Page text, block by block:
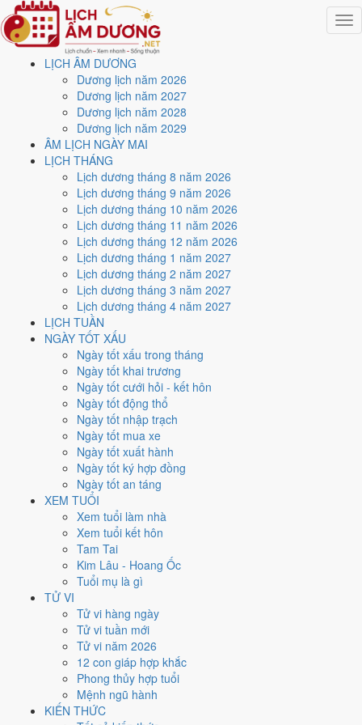
LỊCH ÂM DƯƠNG
Dương lịch năm 2026
Dương lịch năm 2027
Dương lịch năm 2028
Dương lịch năm 2029
ÂM LỊCH NGÀY MAI
LỊCH THÁNG
Lịch dương tháng 8 năm 2026
Lịch dương tháng 9 năm 2026
Lịch dương tháng 10 năm 2026
Lịch dương tháng 11 năm 2026
Lịch dương tháng 12 năm 2026
Lịch dương tháng 1 năm 2027
Lịch dương tháng 2 năm 2027
Lịch dương tháng 3 năm 2027
Lịch dương tháng 4 năm 2027
LỊCH TUẦN
NGÀY TỐT XẤU
Ngày tốt xấu trong tháng
Ngày tốt khai trương
Ngày tốt cưới hỏi - kết hôn
Ngày tốt động thổ
Ngày tốt nhập trạch
Ngày tốt mua xe
Ngày tốt xuất hành
Ngày tốt ký hợp đồng
Ngày tốt an táng
XEM TUỔI
Xem tuổi làm nhà
Xem tuổi kết hôn
Tam Tai
Kim Lâu - Hoang Ốc
Tuổi mụ là gì
TỬ VI
Tử vi hàng ngày
Tử vi tuần mới
Tử vi năm 2026
12 con giáp hợp khắc
Phong thủy hợp tuổi
Mệnh ngũ hành
KIẾN THỨC
Trang chủ
Lịch năm 2002
Tháng 6/2002
Ngày 10/6/2002 (Kỷ Dậu)
Xem ngày10/6/2002
lịch - Ngày 30/4 âm lịch (Kỷ
Dậu) tốt hay xấu?
Ngày 10/6/2002 dương lịch (Thứ Hai) là ngày 30/4/2002 âm lịch
Kỷ Dậu- Can sinh Chi, Trực Định, Sao Nguy, nạp âm Đại
Trạch Thổ. Tổng hòa, đây làNgày Hungvới điểm trung bình
cho các việc quan trọng. Giờ Hoàng Đạo trong ngày:
Ngọ, Mùi, Dậu
Ngày Dương
Tháng 6 năm 2002
Tháng 4 âm năm 2002
Tiết Mang Chủng
Giáp Tý
Nhâm Ngọ
Ngày Kỷ Dậu có TrựcĐịnh(ngày yên ổn, vững chắc) nhưng gặp Sao
Chu Tước hắc đạo . Điểm trung bình 7 việc chính chỉ
Ngày Hung
, cần thận trọng với các quyết định lớn khó đảo ngược.
Sửu, Tỵ, Thìnhợp ngày; tuổiMão